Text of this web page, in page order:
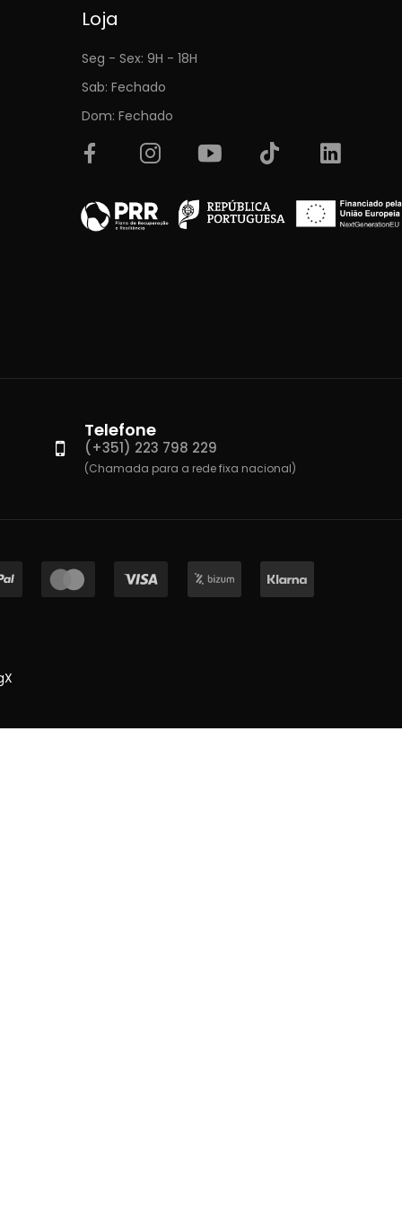
Loja
Seg - Sex: 9H - 18H
Sab: Fechado
Dom: Fechado
Telefone
(+351) 223 798 229
(Chamada para a rede fixa nacional)